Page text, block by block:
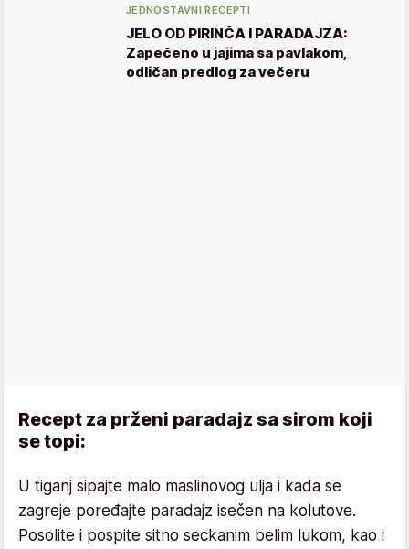
JEDNOSTAVNI RECEPTI
JELO OD PIRINČA I PARADAJZA:
Zapečeno u jajima sa pavlakom,
odličan predlog za večeru
Recept za prženi paradajz sa sirom koji
se topi:
U tiganj sipajte malo maslinovog ulja i kada se
zagreje poređajte paradajz isečen na kolutove.
Posolite i pospite sitno seckanim belim lukom, kao i